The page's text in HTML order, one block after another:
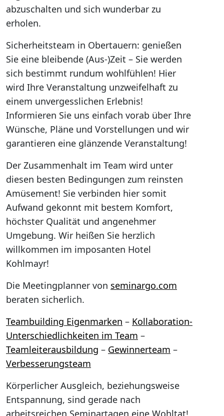
abzuschalten und sich wunderbar zu
erholen.
Sicherheitsteam in Obertauern: genießen
Sie eine bleibende (Aus-)Zeit – Sie werden
sich bestimmt rundum wohlfühlen! Hier
wird Ihre Veranstaltung unzweifelhaft zu
einem unvergesslichen Erlebnis!
Informieren Sie uns einfach vorab über Ihre
Wünsche, Pläne und Vorstellungen und wir
garantieren eine glänzende Veranstaltung!
Der Zusammenhalt im Team wird unter
diesen besten Bedingungen zum reinsten
Amüsement! Sie verbinden hier somit
Aufwand gekonnt mit bestem Komfort,
höchster Qualität und angenehmer
Umgebung. Wir heißen Sie herzlich
willkommen im imposanten Hotel
Kohlmayr!
Die Meetingplanner von seminargo.com
beraten sicherlich.
Teambuilding Eigenmarken – Kollaboration-
Unterschiedlichkeiten im Team –
Teamleiterausbildung – Gewinnerteam –
Verbesserungsteam
Körperlicher Ausgleich, beziehungsweise
Entspannung, sind gerade nach
arbeitsreichen Seminartagen eine Wohltat!